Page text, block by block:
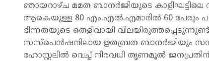
ഞായറാഴ്ച മമത ബാനര്‍ജിയുടെ
ആകെയുള്ള 80 എം.എല്‍.എമാരില്‍ 60 പേരും
ഭിന്നതയുടെ തെളിവായി
സസ്പെന്‍ഷനിലായ ഋതബ്രത ബാനര്‍ജിയും
ഹോസ്റ്റലില്‍ വെച്ച് നിരവധി തൃണമൂല്‍